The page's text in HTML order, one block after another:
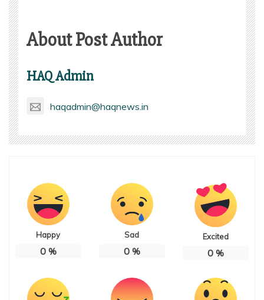
About Post Author
HAQ Admin
haqadmin@haqnews.in
Happy
0%
Sad
0%
Excited
0%